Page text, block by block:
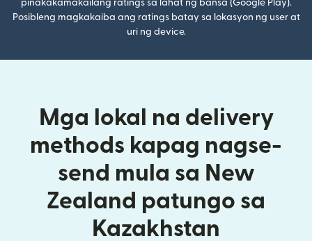
pinakakamakailang ratings sa lahat ng bansa (Google Play).
Posibleng magkakaiba ang ratings batay sa lokasyon ng user at
uri ng device.
Mga lokal na delivery
methods kapag nagse-
send mula sa New
Zealand patungo sa
Kazakhstan